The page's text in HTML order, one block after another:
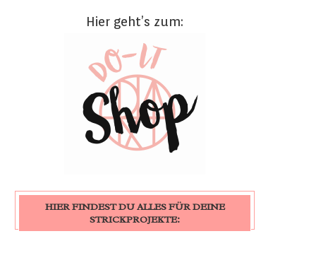
Hier geht’s zum:
HIER FINDEST DU ALLES FÜR DEINE
STRICKPROJEKTE: